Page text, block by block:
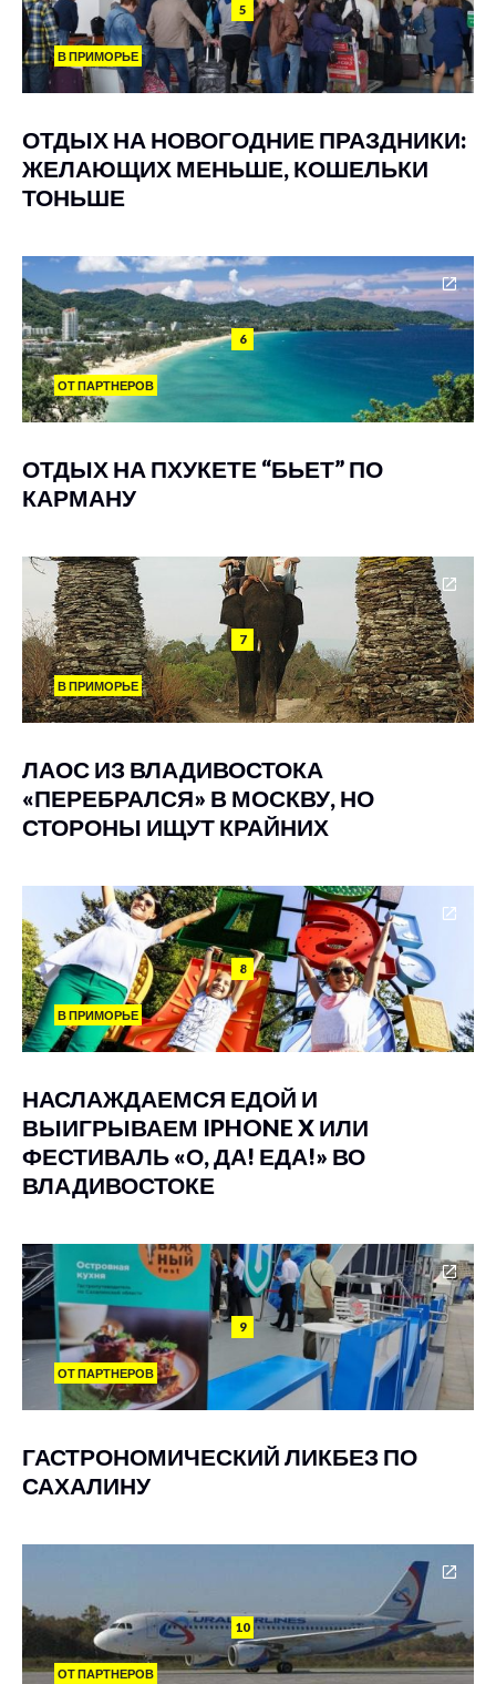
5
В ПРИМОРЬЕ
ОТДЫХ НА НОВОГОДНИЕ ПРАЗДНИКИ:
ЖЕЛАЮЩИХ МЕНЬШЕ, КОШЕЛЬКИ
ТОНЬШЕ
6
ОТ ПАРТНЕРОВ
ОТДЫХ НА ПХУКЕТЕ “БЬЕТ” ПО
КАРМАНУ
7
В ПРИМОРЬЕ
ЛАОС ИЗ ВЛАДИВОСТОКА
«ПЕРЕБРАЛСЯ» В МОСКВУ, НО
СТОРОНЫ ИЩУТ КРАЙНИХ
8
В ПРИМОРЬЕ
НАСЛАЖДАЕМСЯ ЕДОЙ И
ВЫИГРЫВАЕМ IPHONE X ИЛИ
ФЕСТИВАЛЬ «О, ДА! ЕДА!» ВО
ВЛАДИВОСТОКЕ
9
ОТ ПАРТНЕРОВ
ГАСТРОНОМИЧЕСКИЙ ЛИКБЕЗ ПО
САХАЛИНУ
10
ОТ ПАРТНЕРОВ